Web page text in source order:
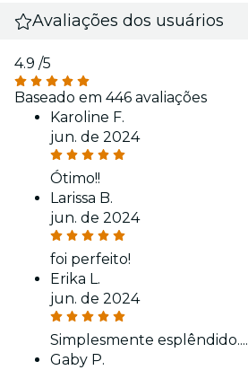
Avaliações dos usuários
4.9 /5
Baseado em 446 avaliações
Karoline F.
jun. de 2024
Ótimo!!
Larissa B.
jun. de 2024
foi perfeito!
Erika L.
jun. de 2024
Simplesmente esplêndido....
Gaby P.